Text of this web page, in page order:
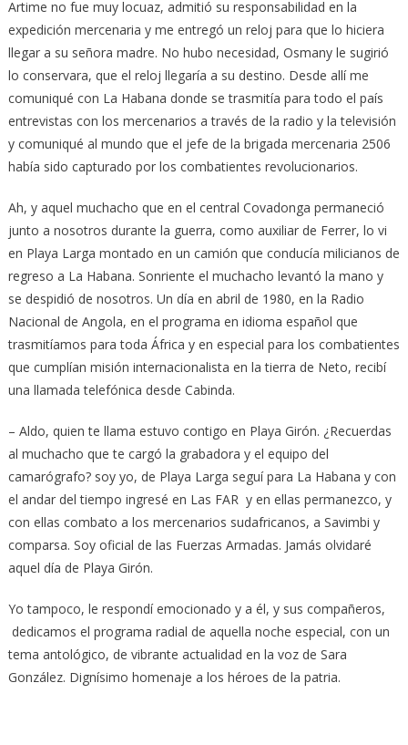
Artime no fue muy locuaz, admitió su responsabilidad en la
expedición mercenaria y me entregó un reloj para que lo hiciera
llegar a su señora madre. No hubo necesidad, Osmany le sugirió
lo conservara, que el reloj llegaría a su destino. Desde allí me
comuniqué con La Habana donde se trasmitía para todo el país
entrevistas con los mercenarios a través de la radio y la televisión
y comuniqué al mundo que el jefe de la brigada mercenaria 2506
había sido capturado por los combatientes revolucionarios.
Ah, y aquel muchacho que en el central Covadonga permaneció
junto a nosotros durante la guerra, como auxiliar de Ferrer, lo vi
en Playa Larga montado en un camión que conducía milicianos de
regreso a La Habana. Sonriente el muchacho levantó la mano y
se despidió de nosotros. Un día en abril de 1980, en la Radio
Nacional de Angola, en el programa en idioma español que
trasmitíamos para toda África y en especial para los combatientes
que cumplían misión internacionalista en la tierra de Neto, recibí
una llamada telefónica desde Cabinda.
– Aldo, quien te llama estuvo contigo en Playa Girón. ¿Recuerdas
al muchacho que te cargó la grabadora y el equipo del
camarógrafo? soy yo, de Playa Larga seguí para La Habana y con
el andar del tiempo ingresé en Las FAR y en ellas permanezco, y
con ellas combato a los mercenarios sudafricanos, a Savimbi y
comparsa. Soy oficial de las Fuerzas Armadas. Jamás olvidaré
aquel día de Playa Girón.
Yo tampoco, le respondí emocionado y a él, y sus compañeros,
dedicamos el programa radial de aquella noche especial, con un
tema antológico, de vibrante actualidad en la voz de Sara
González. Dignísimo homenaje a los héroes de la patria.